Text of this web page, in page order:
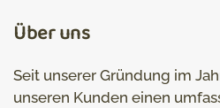
Über uns
Seit unserer Gründung im
unseren Kunden einen